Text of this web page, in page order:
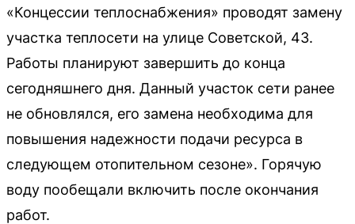
«Концессии теплоснабжения» проводят замену
участка теплосети на улице Советской, 43.
Работы планируют завершить до конца
сегодняшнего дня. Данный участок сети ранее
не обновлялся, его замена необходима для
повышения надежности подачи ресурса в
следующем отопительном сезоне». Горячую
воду пообещали включить после окончания
работ.